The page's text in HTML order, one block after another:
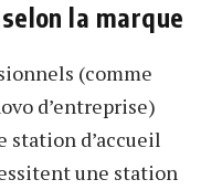
la marque
(comme
d’entreprise)
station d’accueil
une station